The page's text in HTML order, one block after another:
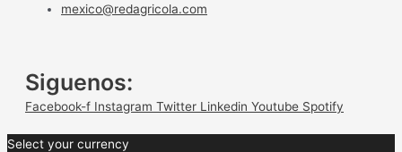
mexico@redagricola.com
Siguenos:
Facebook-f Instagram Twitter Linkedin Youtube Spotify
Select your currency